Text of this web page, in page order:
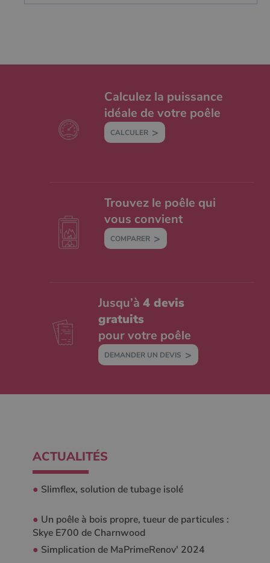
Calculez la puissance
idéale de votre poêle
CALCULER
Trouvez le poêle qui
vous convient
COMPARER
Jusqu’à4 devis
gratuits
pour votre poêle
DEMANDER UN DEVIS
ACTUALITÉS
● Slimflex, solution de tubage isolé
● Un poêle à bois propre, tueur de particules :
Skye E700 de Charnwood
● Simplication de MaPrimeRenov' 2024